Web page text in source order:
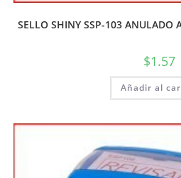
SELLO SHINY SSP-103 ANULADO
$1.57
Añadir al